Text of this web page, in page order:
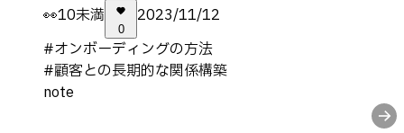
👀10未満
0
2023/11/12
#オンボーディングの方法
#顧客との長期的な関係構築
note